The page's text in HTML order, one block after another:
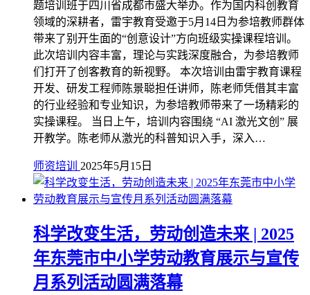
题培训班于四川省成都市盛大举办。作为国内科创教育
领域的深耕者，雷宇教育受邀于5月14日为参培教师群体
带来了别开生面的“创意设计”方向班级实操课程培训。
此次培训内容丰富，理论与实践深度融合，为参培教师
们打开了创客教育的新视野。 本次培训由雷宇教育课程
开发、研发工程师陈景聪担任讲师，陈老师凭借其丰富
的行业经验和专业知识，为参培教师带来了一场精彩的
实操课程。 当日上午，培训内容围绕 “AI 激光文创” 展
开教学。陈老师从激光的科普知识入手，深入…
师资培训 2025年5月15日
科学改变生活，劳动创造未来 | 2025
年东莞市中小学劳动教育展示与宣传
月系列活动圆满落幕